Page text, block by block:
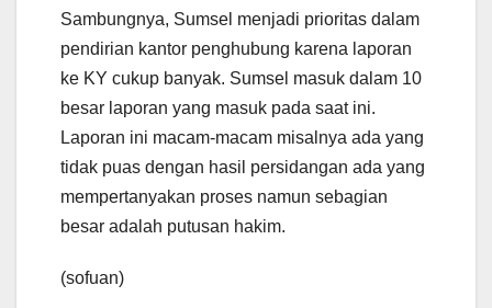
Sambungnya, Sumsel menjadi prioritas dalam
pendirian kantor penghubung karena laporan
ke KY cukup banyak. Sumsel masuk dalam 10
besar laporan yang masuk pada saat ini.
Laporan ini macam-macam misalnya ada yang
tidak puas dengan hasil persidangan ada yang
mempertanyakan proses namun sebagian
besar adalah putusan hakim.
(sofuan)